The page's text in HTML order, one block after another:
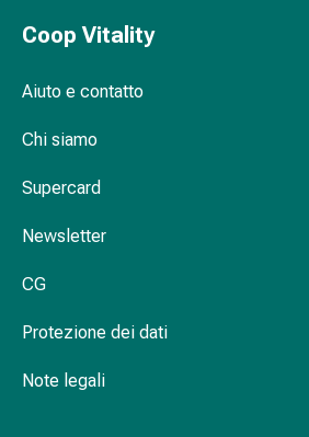
emicrania
muscolari
Stress
sonno
Coop Vitality
Aiuto e contatto
Chi siamo
Supercard
Newsletter
CG
Protezione dei dati
Note legali